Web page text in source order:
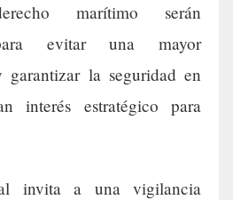
marítimo serán
evitar una mayor
garantizar la seguridad en
interés estratégico para
invita a una vigilancia